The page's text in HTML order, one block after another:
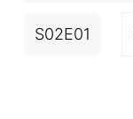
S02E01